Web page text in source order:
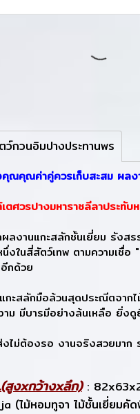
ว์กวนอิมปางประทานพร
ณคุณค่าคู่ควรเก็บสะสม ผลง
ตศวรปางมหาราชลีลาประทับ
านแกะสลักชั้นเยี่ยม รังสรร
งในสี่สัตว์เทพ ตามความเชื่
กด้วย
สลักมือล้วนสุดประณีตจากไม้
ม มีบารมีอย่างล้นเหลือ ยิ่ง
ไม่ต้องรอ งานจริงสวยมาก
สูงxกว้างxลึก) :
(ไม้หอมทูจา ไม้ชั้นเยี่ยมคั